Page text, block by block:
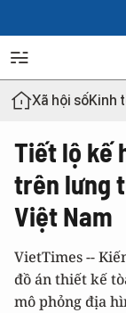
Xã hội sốKinh
Tiết lộ kế
trên lưng
Việt Nam
VietTimes --
đồ án thiết kế
mô phỏng địa